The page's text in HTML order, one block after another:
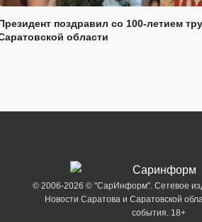
поздравил со 100-летием
области
© 2006-2026 © "СарИнформ". Сетевое
Новости Саратова и Саратовской
события. 18+